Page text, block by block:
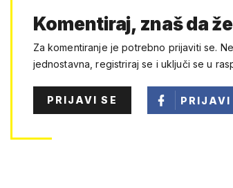
Komentiraj, znaš da
Za komentiranje je potrebno prijaviti se.
jednostavna, registriraj se i uključi se u
PRIJAVI SE PRIJAVI